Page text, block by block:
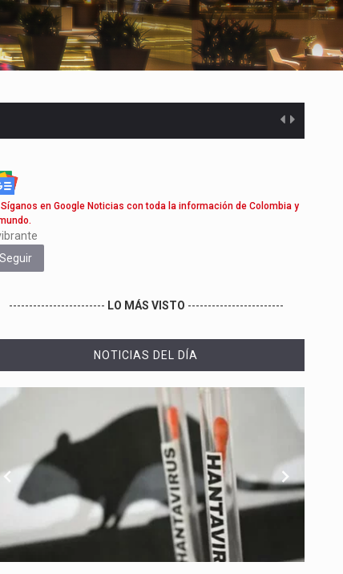
Síganos en Google Noticias con toda la información de Colombia y
Seguir
------------------------ LO MÁS VISTO ------------------------
NOTICIAS DEL DÍA